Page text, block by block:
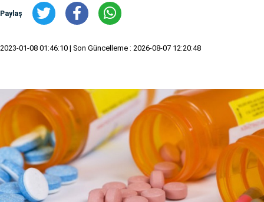
Paylaş
2023-01-08 01:46:10 | Son Güncelleme : 2026-08-07 12:20:48